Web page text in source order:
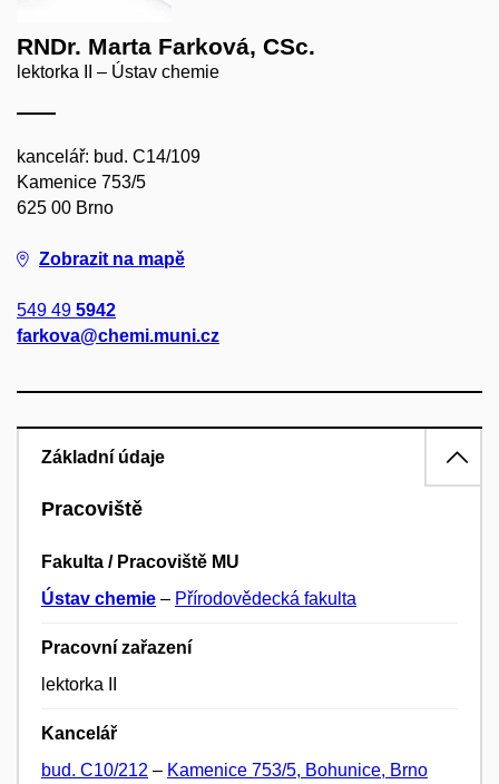
RNDr. Marta Farková, CSc.
lektorka II – Ústav chemie
kancelář: bud. C14/109
Kamenice 753/5
625 00 Brno
Zobrazit na mapě
549 49 5942
farkova@chemi.muni.cz
Základní údaje
Pracoviště
Fakulta / Pracoviště MU
Ústav chemie – Přírodovědecká fakulta
Pracovní zařazení
lektorka II
Kancelář
bud. C10/212 – Kamenice 753/5, Bohunice, Brno